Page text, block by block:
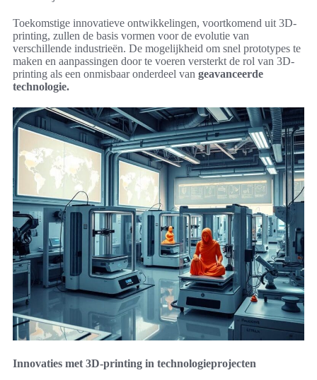
Toekomstige innovatieve ontwikkelingen, voortkomend uit 3D-
printing, zullen de basis vormen voor de evolutie van
verschillende industrieën. De mogelijkheid om snel prototypes te
maken en aanpassingen door te voeren versterkt de rol van 3D-
printing als een onmisbaar onderdeel van geavanceerde
technologie.
Innovaties met 3D-printing in technologieprojecten